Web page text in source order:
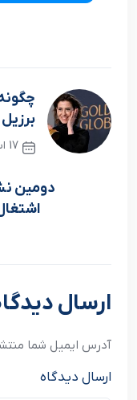
17 اسفند 1403
دومین
ارسال
آدرس ایمیل شما
ارسال دیدگاه